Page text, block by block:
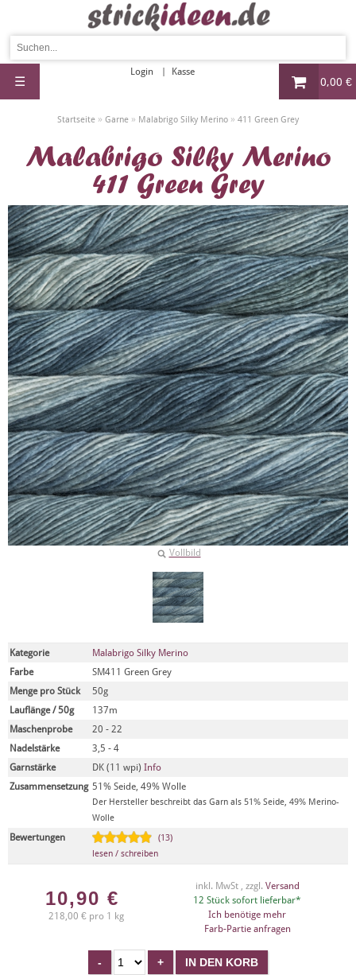
0,00 €
Login Kasse
☰
Startseite » Garne » Malabrigo Silky Merino » 411 Green Grey
Malabrigo Silky Merino
411 Green Grey
Vollbild
Kategorie
Malabrigo Silky Merino
Farbe
SM411 Green Grey
Menge pro Stück
50g
Lauflänge / 50g
137m
Maschenprobe
20 - 22
Nadelstärke
3,5 - 4
Garnstärke
DK (11 wpi) Info
Zusammensetzung 51% Seide, 49% Wolle
Der Hersteller beschreibt das Garn als 51% Seide, 49% Merino-
Wolle
Bewertungen
(13)
lesen / schreiben
10,90 €
218,00 € pro 1 kg
inkl. MwSt , zzgl. Versand
12 Stück sofort lieferbar*
Ich benötige mehr
Farb-Partie anfragen